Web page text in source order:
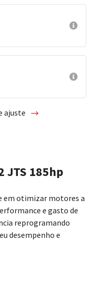
ajuste
JTS 185hp
em otimizar motores a
e gasto de
reprogramando
desempenho e